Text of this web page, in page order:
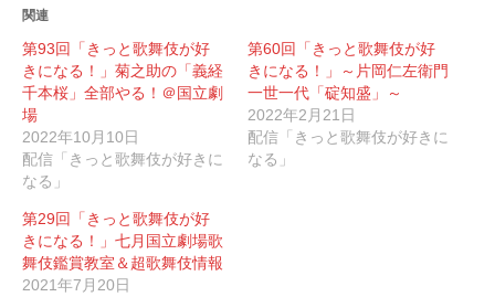
関連
第93回「きっと歌舞伎が好
きになる！」菊之助の「義経
千本桜」全部やる！＠国立劇
場
2022年10月10日
配信「きっと歌舞伎が好きに
なる」
第60回「きっと歌舞伎が好
きになる！」～片岡仁左衛門
一世一代「碇知盛」～
2022年2月21日
配信「きっと歌舞伎が好きに
なる」
第29回「きっと歌舞伎が好
きになる！」七月国立劇場歌
舞伎鑑賞教室＆超歌舞伎情報
2021年7月20日